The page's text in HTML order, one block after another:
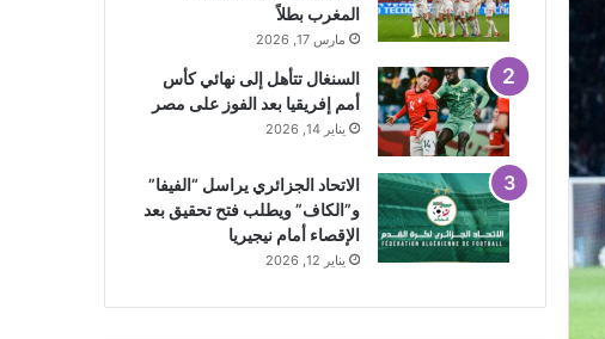
المغرب بطلاً
مارس 17, 2026
السنغال تتأهل إلى نهائي كأس
أمم إفريقيا بعد الفوز على مصر
يناير 14, 2026
الاتحاد الجزائري يراسل “الفيفا”
و”الكاف” ويطلب فتح تحقيق بعد
الإقصاء أمام نيجيريا
يناير 12, 2026